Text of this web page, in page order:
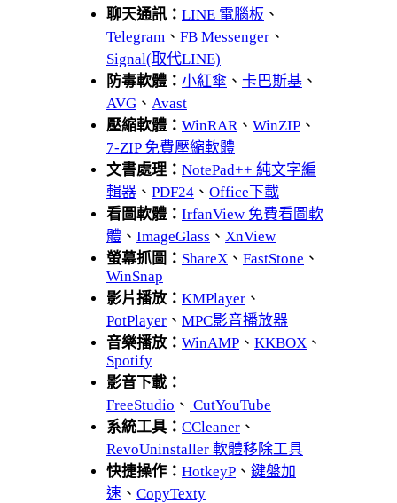
聊天通訊： LINE 電腦板 、
Telegram 、 FB Messenger 、
Signal(取代LINE)
防毒軟體： 小紅傘 、 卡巴斯基 、
AVG 、 Avast
壓縮軟體： WinRAR、 WinZIP 、
7-ZIP 免費壓縮軟體
文書處理： NotePad++ 純文字編
輯器 、 PDF24 、 Office下載
看圖軟體： IrfanView 免費看圖軟
體 、 ImageGlass 、 XnView
螢幕抓圖： ShareX 、 FastStone 、
WinSnap
影片播放： KMPlayer 、
PotPlayer 、 MPC影音播放器
音樂播放： WinAMP 、 KKBOX 、
Spotify
影音下載：
FreeStudio 、 CutYouTube
系統工具： CCleaner 、
RevoUninstaller 軟體移除工具
快捷操作： HotkeyP 、 鍵盤加
速 、 CopyTexty